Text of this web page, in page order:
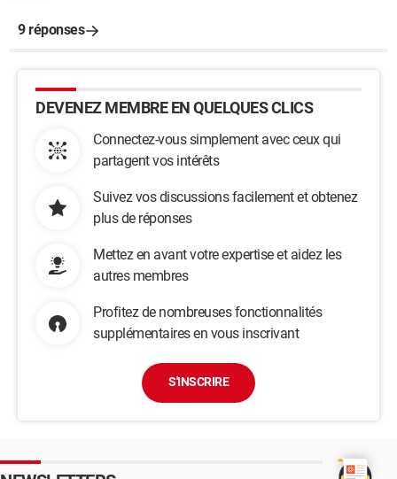
9 réponses
DEVENEZ MEMBRE EN QUELQUES CLICS
Connectez-vous simplement avec ceux qui
partagent vos intérêts
Suivez vos discussions facilement et obtenez
plus de réponses
Mettez en avant votre expertise et aidez les
autres membres
Profitez de nombreuses fonctionnalités
supplémentaires en vous inscrivant
S'INSCRIRE